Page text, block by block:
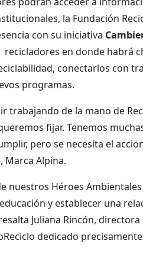
la Fundación
con su iniciativa
en donde habrá
conectarlos con
programas.
trabajando de la mano de
fijar. Tenemos
pero se necesita el
Marca Alpina.
nuestros Héroes
y establecer una
Juliana Rincón,
dedicado